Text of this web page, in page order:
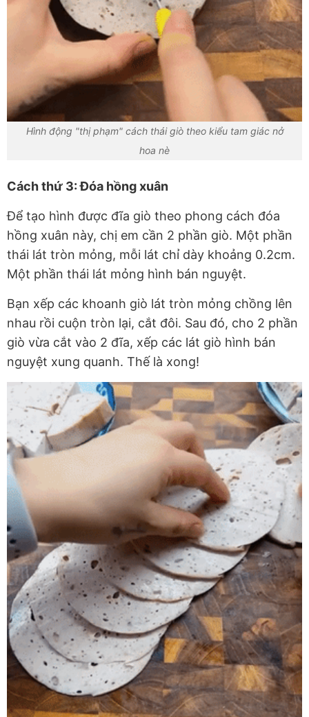
Hình động "thị phạm" cách thái giò theo kiểu tam giác nở
hoa nè
Cách thứ 3: Đóa hồng xuân
Để tạo hình được đĩa giò theo phong cách đóa
hồng xuân này, chị em cần 2 phần giò. Một phần
thái lát tròn mỏng, mỗi lát chỉ dày khoảng 0.2cm.
Một phần thái lát mỏng hình bán nguyệt.
Bạn xếp các khoanh giò lát tròn mỏng chồng lên
nhau rồi cuộn tròn lại, cắt đôi. Sau đó, cho 2 phần
giò vừa cắt vào 2 đĩa, xếp các lát giò hình bán
nguyệt xung quanh. Thế là xong!